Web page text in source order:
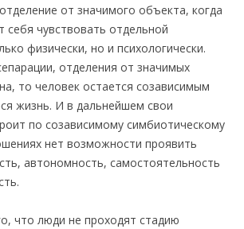
от значимого объекта, когда
себя чувствовать отдельной
физически, но и психологически.
отделения от значимых
то человек остается созависимым
жизнь. И в дальнейшем свои
по созависимому симбиотическому
нет возможности проявить
автономность, самостоятельность
что люди не проходят стадию